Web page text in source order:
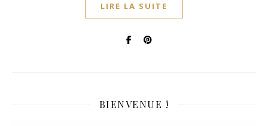
LIRE LA SUITE
BIENVENUE !